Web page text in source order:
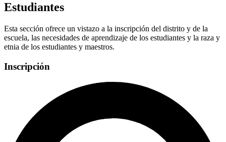
Estudiantes
Esta sección ofrece un vistazo a la inscripción del distrito y de la
escuela, las necesidades de aprendizaje de los estudiantes y la raza y
etnia de los estudiantes y maestros.
Inscripción